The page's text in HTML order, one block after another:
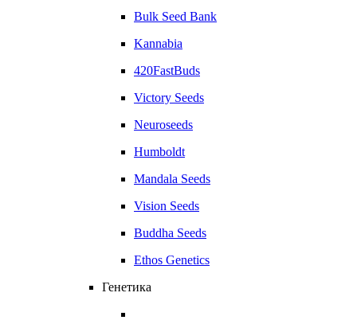
Bulk Seed Bank
Kannabia
420FastBuds
Victory Seeds
Neuroseeds
Humboldt
Mandala Seeds
Vision Seeds
Buddha Seeds
Ethos Genetics
Генетика